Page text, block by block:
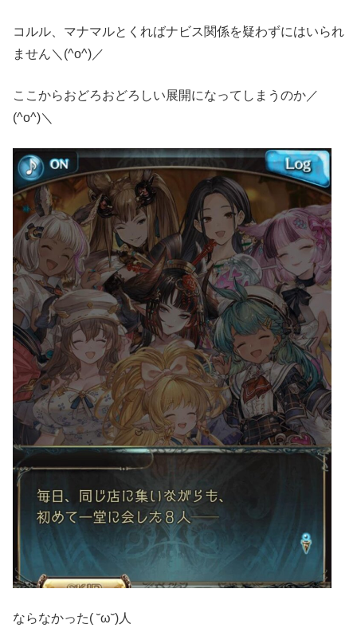
コルル、マナマルとくればナビス関係を疑わずにはいられ
ません＼(^o^)／
ここからおどろおどろしい展開になってしまうのか／
(^o^)＼
ならなかった( ˘ω˘)人